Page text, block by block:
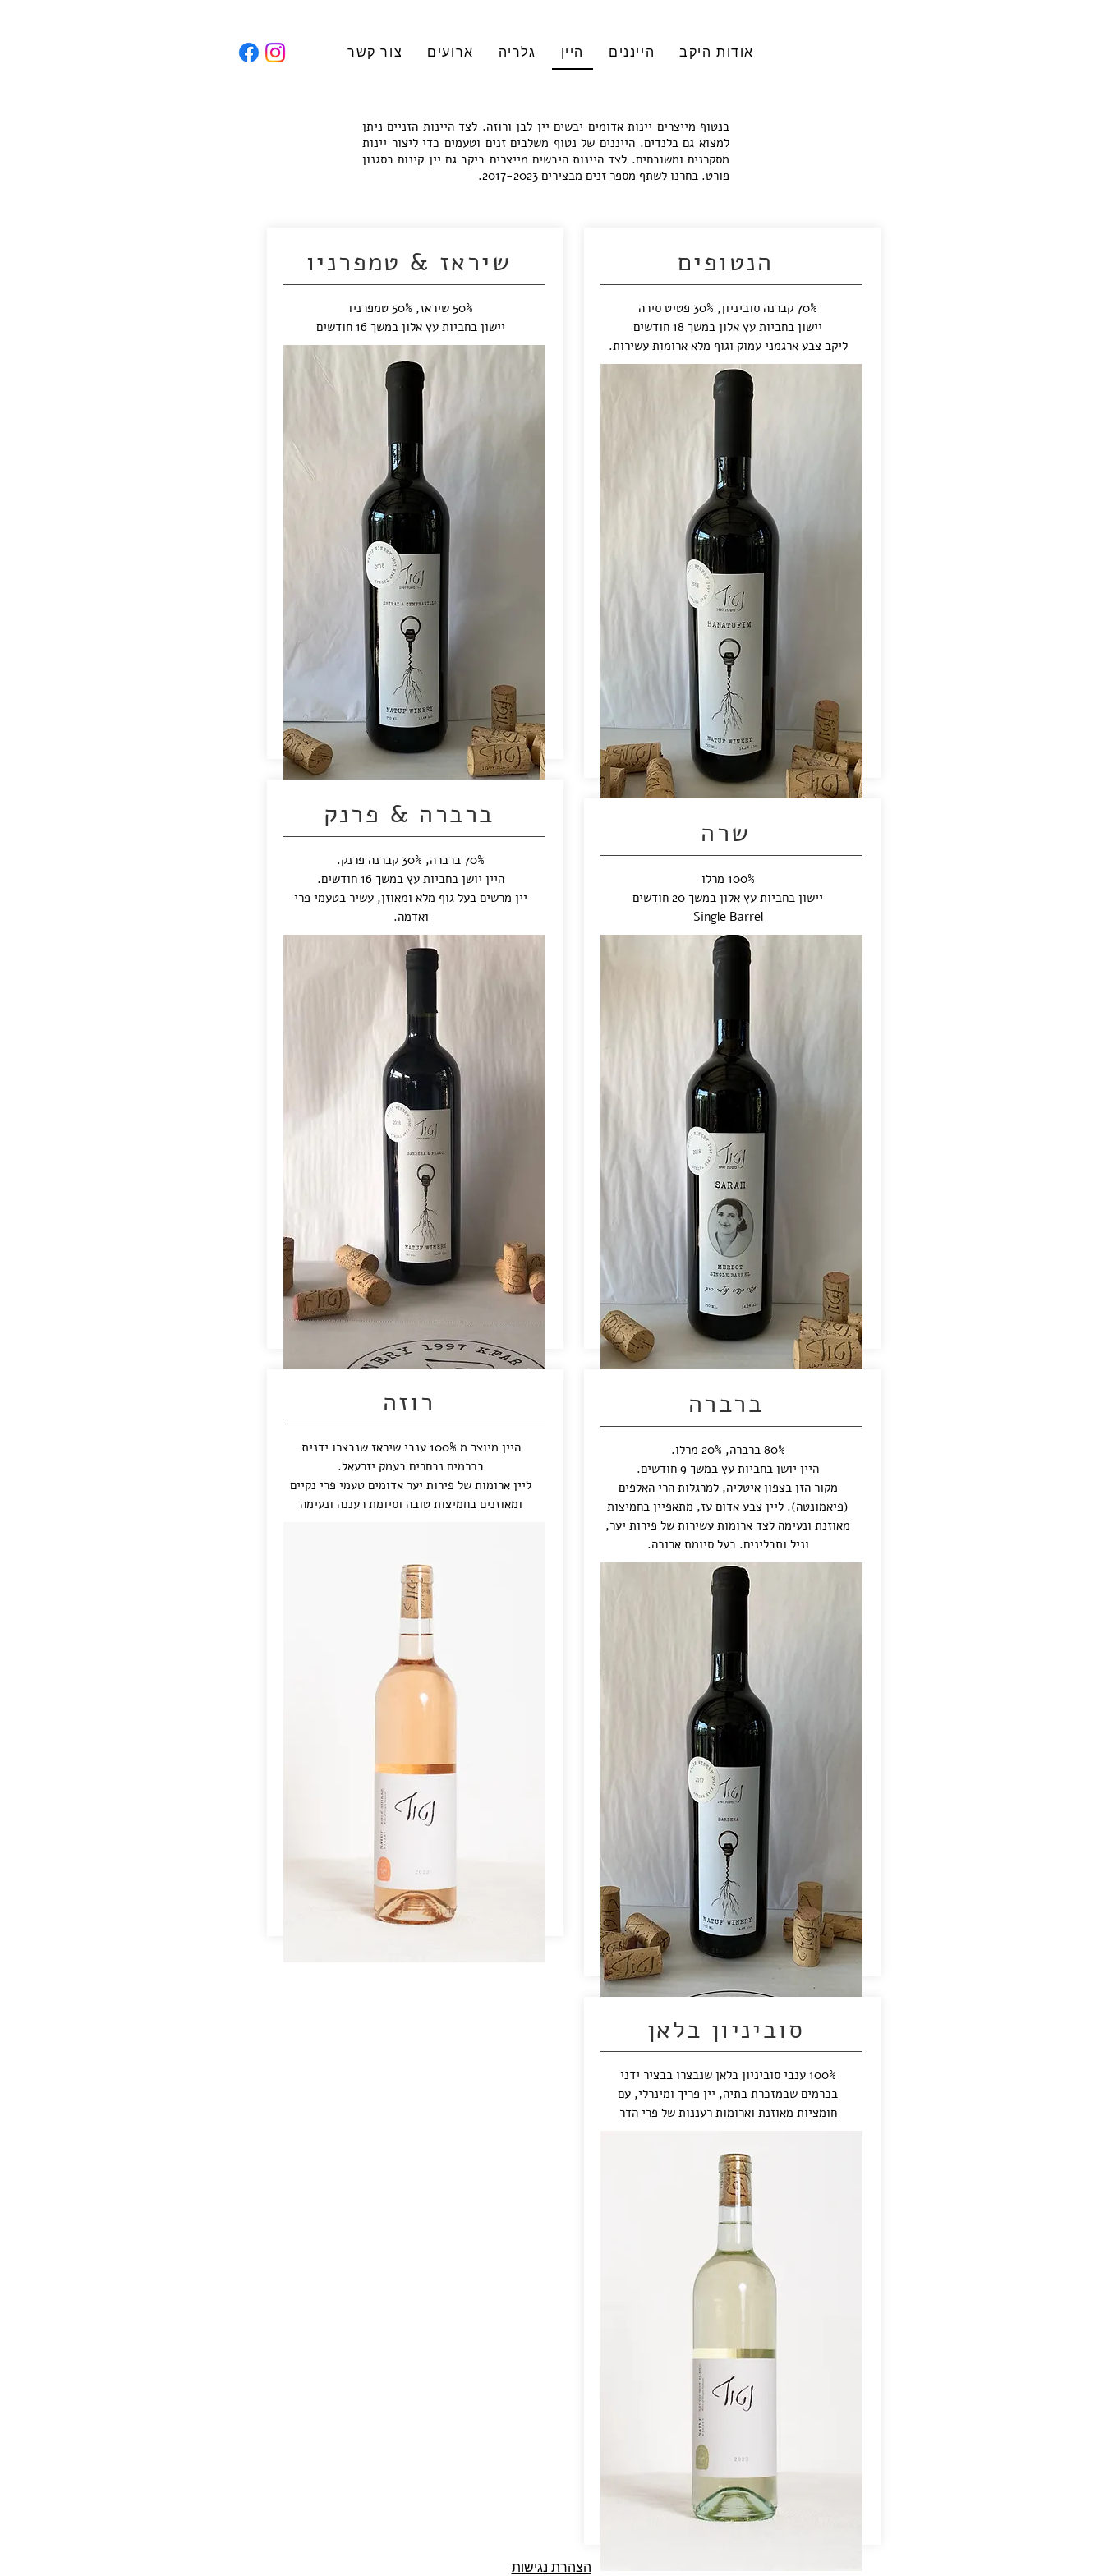
אודות היקב הייננים היין גלריה ארועים צור קשר
בנטוף מייצרים יינות אדומים יבשים יין לבן ורוזה. לצד היינות הזניים ניתן
למצוא גם בלנדים. הייננים של נטוף משלבים זנים וטעמים כדי ליצור יינות
מסקרנים ומשובחים. לצד היינות היבשים מייצרים ביקב גם יין קינוח בסגנון
פורט. בחרנו לשתף מספר זנים מבצירים 2017-2023.
הנטופים
70% קברנה סוביניון, 30% פטיט סירה
יישון בחביות עץ אלון במשך 18 חודשים
ליקב צבע ארגמני עמוק וגוף מלא ארומות עשירות.
שרה
100% מרלו
יישון בחביות עץ אלון במשך 20 חודשים
Single Barrel
ברברה
80% ברברה, 20% מרלו.
היין יושן בחביות עץ במשך 9 חודשים.
מקור הזן בצפון איטליה, למרגלות הרי האלפים
(פיאמונטה). ליין צבע אדום עז, מתאפיין בחמיצות
מאוזנת ונעימה לצד ארומות עשירות של פירות יער,
וניל ותבלינים. בעל סיומת ארוכה.
סוביניון בלאן
100% ענבי סוביניון בלאן שנבצרו בבציר ידני
בכרמים שבמזכרת בתיה, יין פריך ומינרלי, עם
חומציות מאוזנת וארומות רעננות של פרי הדר
שיראז & טמפרניו
50% שיראז, 50% טמפרניו
יישון בחביות עץ אלון במשך 16 חודשים
ברברה & פרנק
70% ברברה, 30% קברנה פרנק.
היין יושן בחביות עץ במשך 16 חודשים.
יין מרשים בעל גוף מלא ומאוזן, עשיר בטעמי פרי
ואדמה.
רוזה
היין מיוצר מ 100% ענבי שיראז שנבצרו ידנית
בכרמים נבחרים בעמק יזרעאל.
ליין ארומות של פירות יער אדומים טעמי פרי נקיים
ומאוזנים בחמיצות טובה וסיומת רעננה ונעימה
הצהרת נגישות